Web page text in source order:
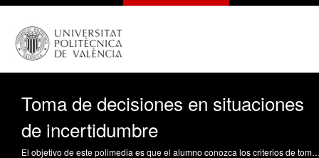
Toma de decisiones en situaciones
de incertidumbre
El objetivo de este polimedia es que el alumno conozca los criterios de toma de decisiones en situación de incertudimbre. En concreto el criterio Optimista, criterio Pesimista, criterio de Huwicz y criterio de